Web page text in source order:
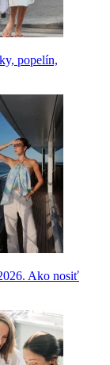
popelín,
Ako nosiť